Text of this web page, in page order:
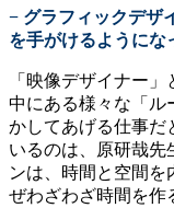
− グラフィックデザ
を手がけるようにな
「映像デザイナー
中にある様々な「ル
かしてあげる仕事だ
いるのは、原研哉先
ンは、時間と空間を
ぜわざわざ時間を作